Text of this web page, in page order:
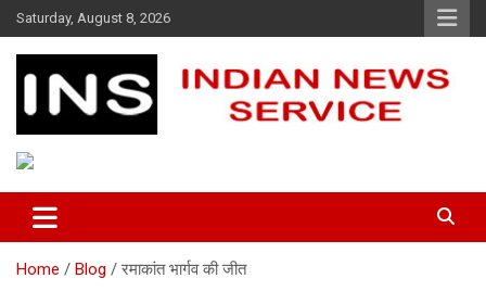
Skip
to
content
Saturday, August 8, 2026
Indian News Service
Home Blog रमाकांत भार्गव की जीत